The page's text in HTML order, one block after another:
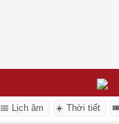
📅 Lịch âm ☀️ Thời tiết